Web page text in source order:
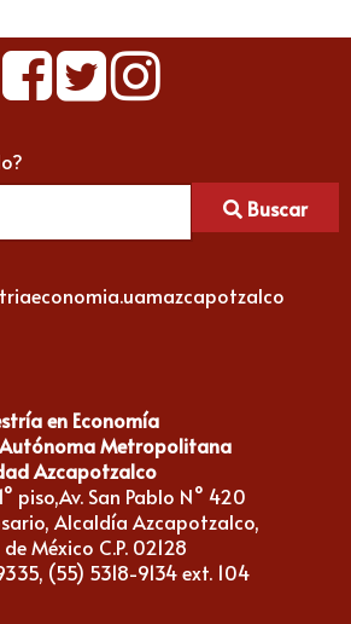
Buscar
en Economía
Metropolitana
Azcapotzalco
piso,Av. San Pablo N° 420
Alcaldía Azcapotzalco,
México C.P. 02128
(55) 5318-9134 ext. 104